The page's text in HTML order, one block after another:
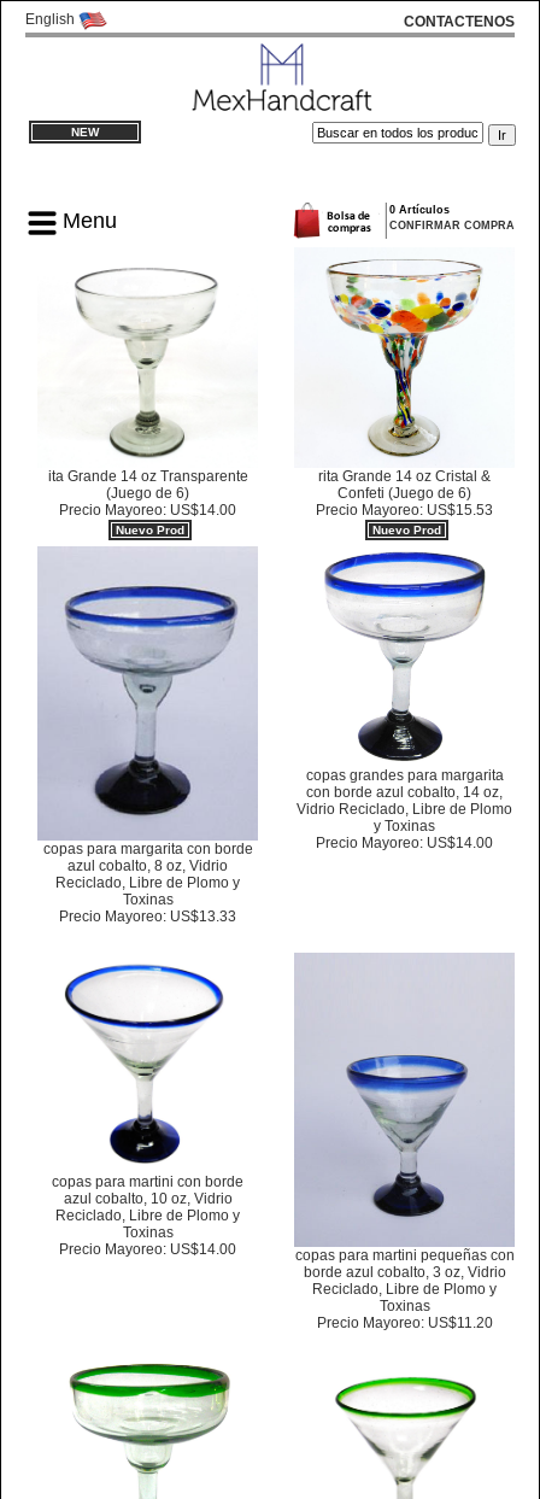
English CONTACTENOS
NEW
Menu
0 Artículos
CONFIRMAR COMPRA
ita Grande 14 oz Transparente
(Juego de 6)
Precio Mayoreo: US$14.00
Nuevo Prod
rita Grande 14 oz Cristal &
Confeti (Juego de 6)
Precio Mayoreo: US$15.53
Nuevo Prod
copas para margarita con borde
azul cobalto, 8 oz, Vidrio
Reciclado, Libre de Plomo y
Toxinas
Precio Mayoreo: US$13.33
copas grandes para margarita
con borde azul cobalto, 14 oz,
Vidrio Reciclado, Libre de Plomo
y Toxinas
Precio Mayoreo: US$14.00
copas para martini con borde
azul cobalto, 10 oz, Vidrio
Reciclado, Libre de Plomo y
Toxinas
Precio Mayoreo: US$14.00
copas para martini pequeñas con
borde azul cobalto, 3 oz, Vidrio
Reciclado, Libre de Plomo y
Toxinas
Precio Mayoreo: US$11.20